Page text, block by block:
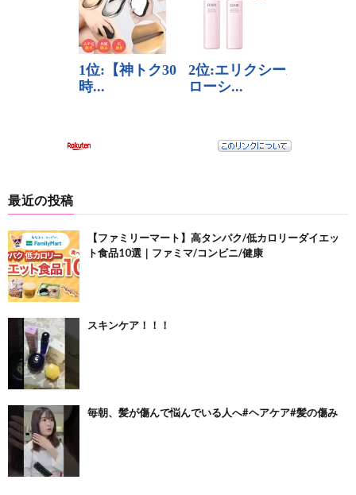
最近の投稿
【ファミリーマート】高タンパク/低カロリーダイエッ
ト食品10選｜ファミマ/コンビニ/健康
スキンケア！！！
毎朝、髪が傷んで悩んでいる人へ#ヘアケア#髪の傷み